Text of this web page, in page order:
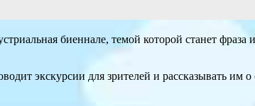
биеннале, темой которой станет
экскурсии для зрителей и рассказывать